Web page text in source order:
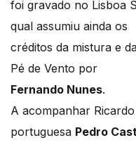
foi gravado no Lisboa
qual assumiu ainda os
créditos da mistura e
Pé de Vento por
Fernando Nunes.
A acompanhar
portuguesa Pedro